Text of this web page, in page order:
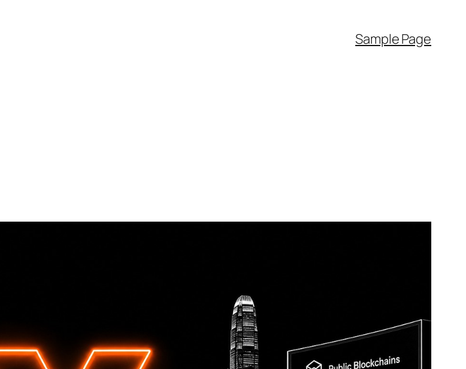
Sample Page